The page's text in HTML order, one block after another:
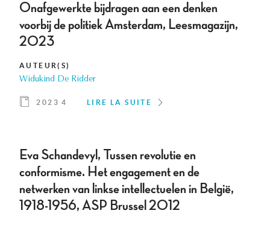
Onafgewerkte bijdragen aan een denken
voorbij de politiek Amsterdam, Leesmagazijn,
2023
AUTEUR(S)
Widukind De Ridder
2023 4 LIRE LA SUITE
Eva Schandevyl, Tussen revolutie en
conformisme. Het engagement en de
netwerken van linkse intellectuelen in België,
1918-1956, ASP Brussel 2012